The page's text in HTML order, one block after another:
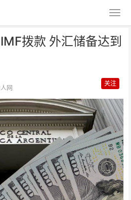
拨款 外汇储备达到
网
关注
拨款 外汇储